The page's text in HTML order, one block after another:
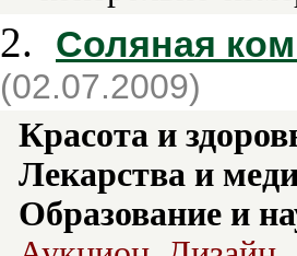
2. Соляная
(02.07.2009)
Красота и
Лекарства и
Образование и